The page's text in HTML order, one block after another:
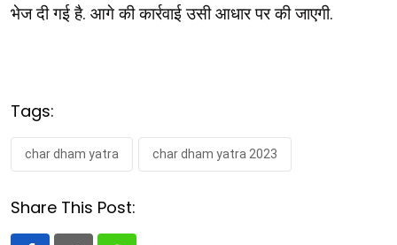
भेज दी गई है. आगे की कार्रवाई उसी आधार पर की जाएगी.
Tags:
char dham yatra char dham yatra 2023
Share This Post: